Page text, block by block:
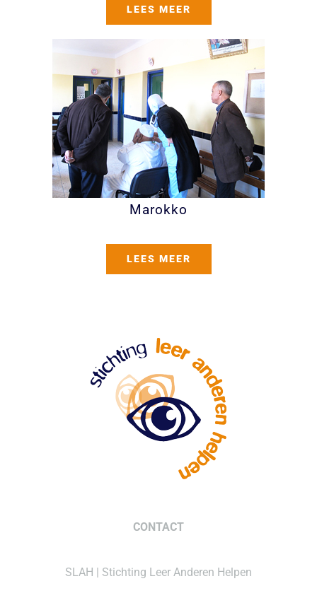
LEES MEER
Marokko
LEES MEER
CONTACT
SLAH | Stichting Leer Anderen Helpen